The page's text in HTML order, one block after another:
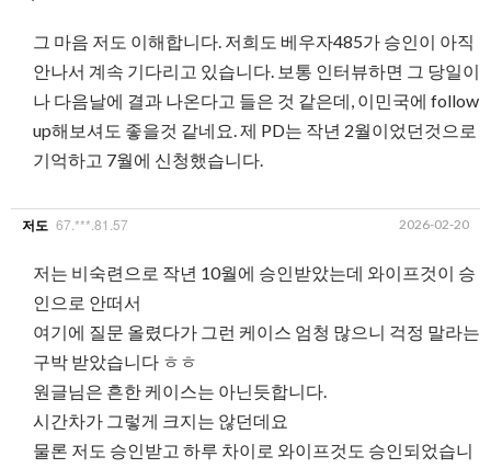
그 마음 저도 이해합니다. 저희도 베우자485가 승인이 아직
안나서 계속 기다리고 있습니다. 보통 인터뷰하면 그 당일이
나 다음날에 결과 나온다고 들은 것 같은데, 이민국에 follow
up해보셔도 좋을것 같네요. 제 PD는 작년 2월이었던것으로
기억하고 7월에 신청했습니다.
저도 67.***.81.57 2026-02-20
저는 비숙련으로 작년 10월에 승인받았는데 와이프것이 승
인으로 안떠서
여기에 질문 올렸다가 그런 케이스 엄청 많으니 걱정 말라는
구박 받았습니다 ㅎㅎ
원글님은 흔한 케이스는 아닌듯합니다.
시간차가 그렇게 크지는 않던데요
물론 저도 승인받고 하루 차이로 와이프것도 승인되었습니